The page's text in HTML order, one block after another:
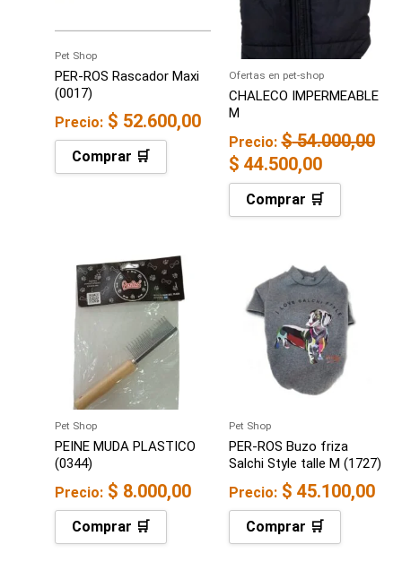
Pet Shop
PER-ROS Rascador Maxi
(0017)
Precio: $ 52.600,00
Comprar 🛒
Ofertas en pet-shop
CHALECO IMPERMEABLE
M
Precio: $54.000,00
$ 44.500,00
Comprar 🛒
Pet Shop
PEINE MUDA PLASTICO
(0344)
Precio: $ 8.000,00
Comprar 🛒
Pet Shop
PER-ROS Buzo friza
Salchi Style talle M (1727)
Precio: $ 45.100,00
Comprar 🛒